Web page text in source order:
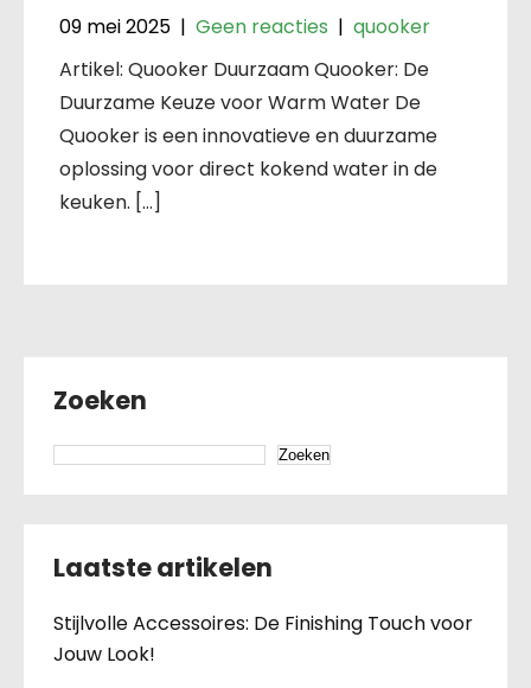
09 mei 2025 | Geen reacties | quooker
Artikel: Quooker Duurzaam Quooker: De
Duurzame Keuze voor Warm Water De
Quooker is een innovatieve en duurzame
oplossing voor direct kokend water in de
keuken. […]
Zoeken
Zoeken
Laatste artikelen
Stijlvolle Accessoires: De Finishing Touch voor
Jouw Look!